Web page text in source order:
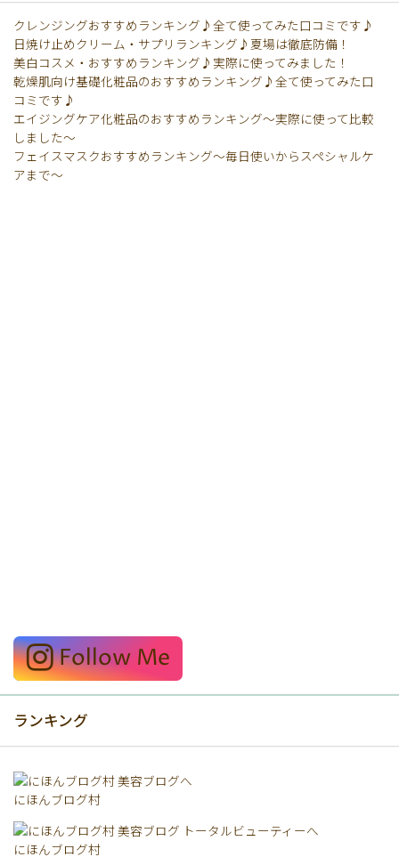
クレンジングおすすめランキング♪全て使ってみた口コミです♪
日焼け止めクリーム・サプリランキング♪夏場は徹底防備！
美白コスメ・おすすめランキング♪実際に使ってみました！
乾燥肌向け基礎化粧品のおすすめランキング♪全て使ってみた口
コミです♪
エイジングケア化粧品のおすすめランキング〜実際に使って比較
しました〜
フェイスマスクおすすめランキング〜毎日使いからスペシャルケ
アまで〜
Follow Me
ランキング
にほんブログ村
にほんブログ村